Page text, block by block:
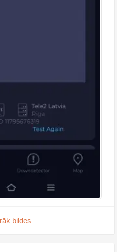
bildes